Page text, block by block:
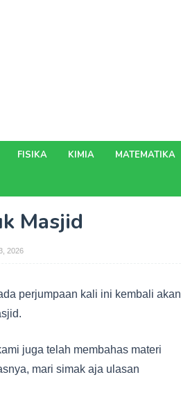
FISIKA KIMIA MATEMATIKA
Masjid
2026
perjumpaan kali ini kembali akan
juga telah membahas materi
mari simak aja ulasan